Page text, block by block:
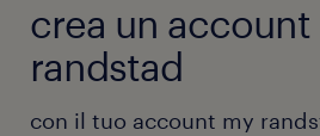
crea un account
randstad
con il tuo account my